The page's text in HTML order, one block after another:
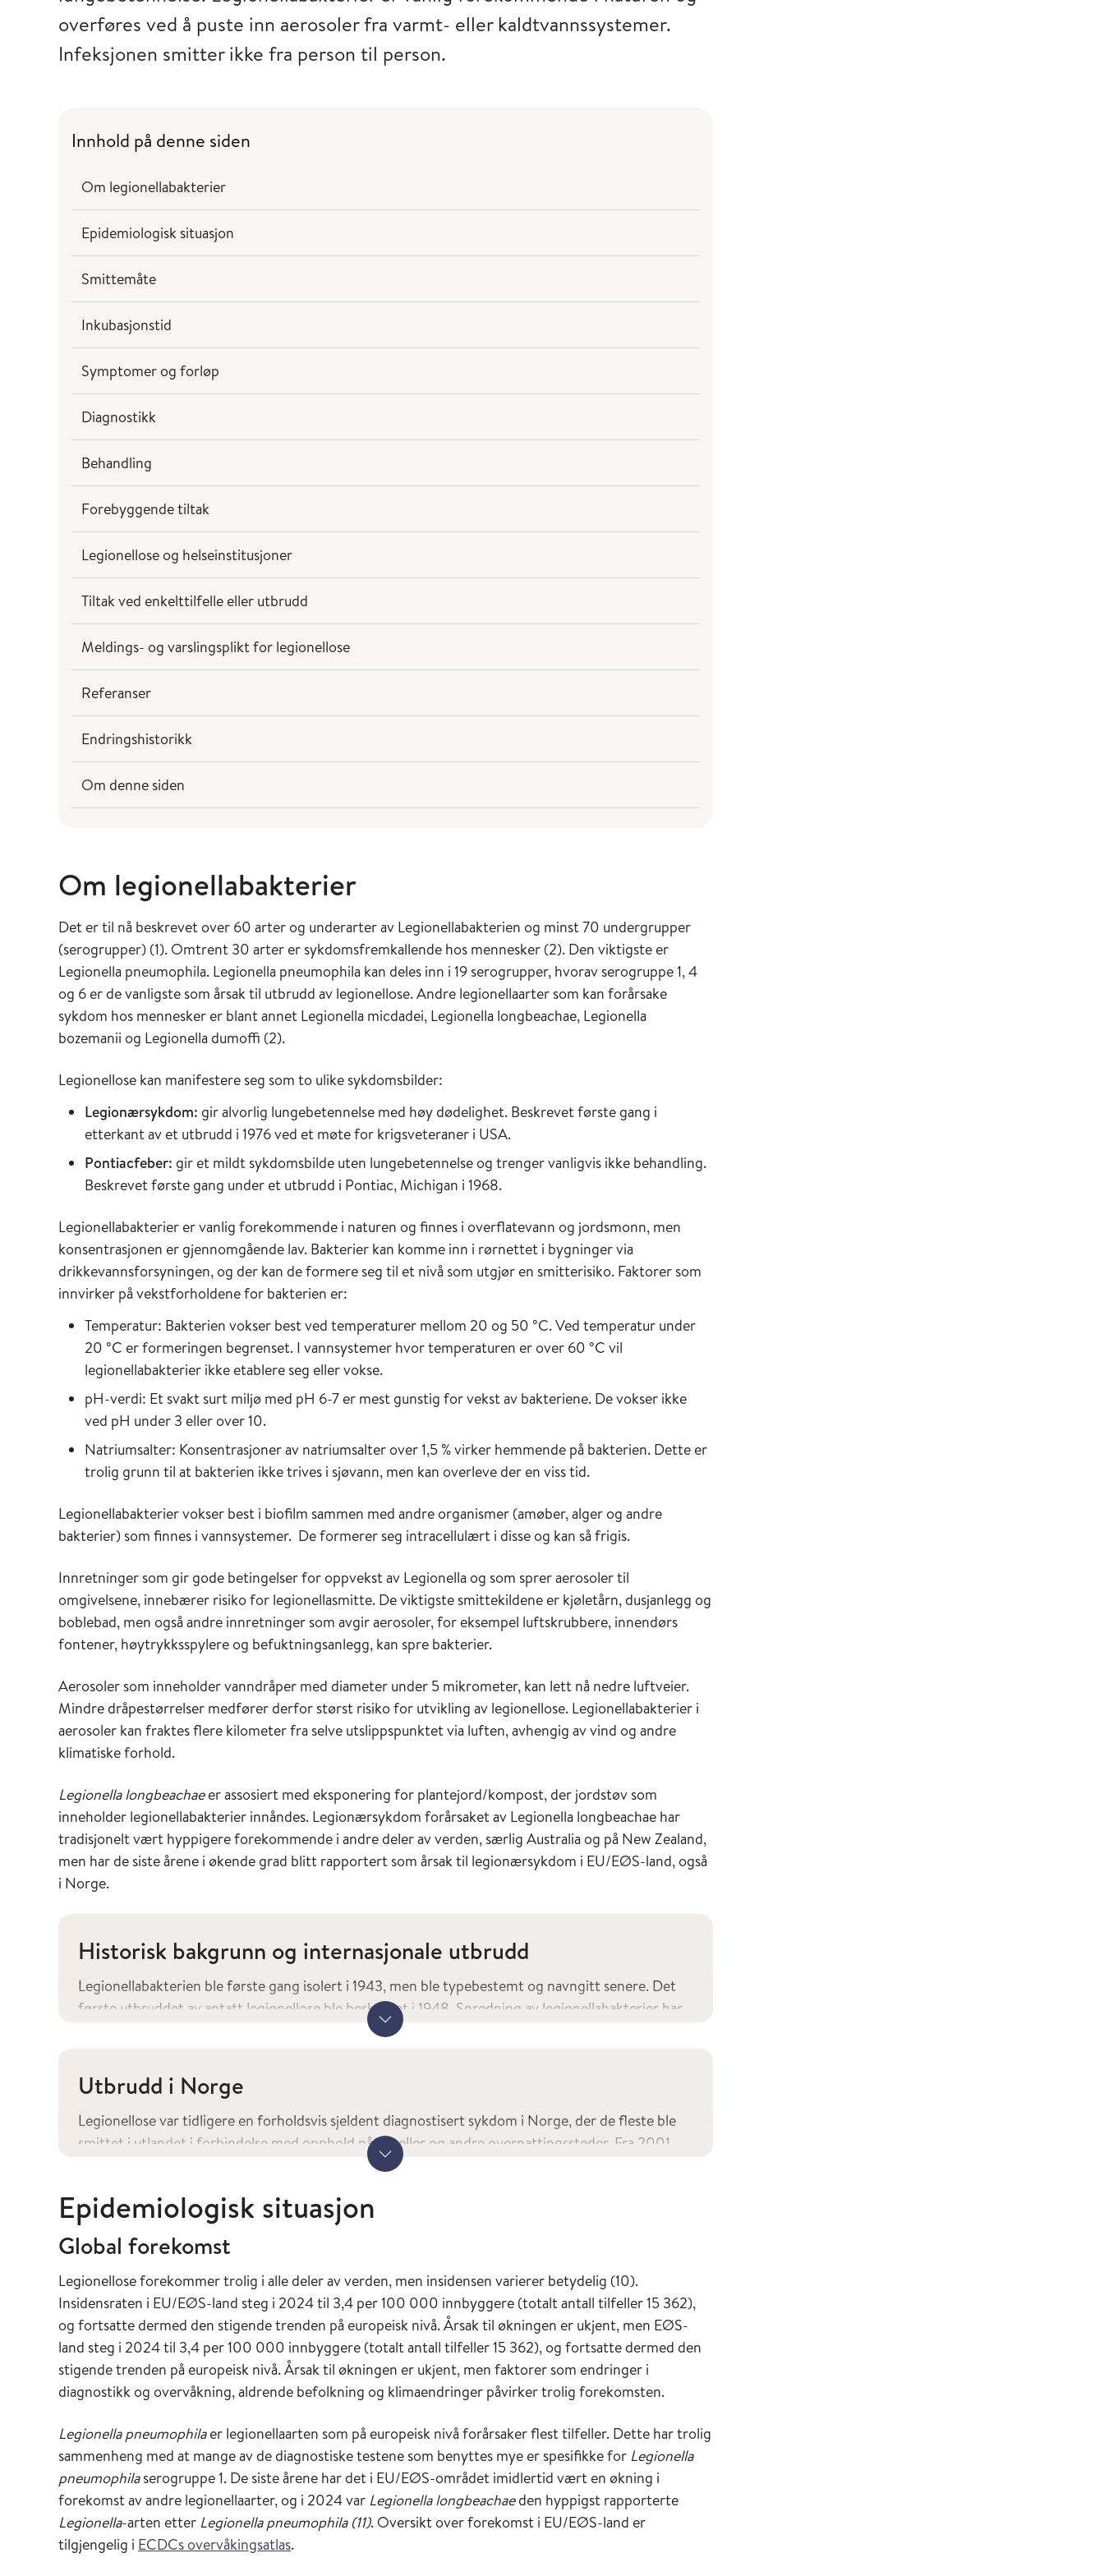
overføres ved å puste inn aerosoler fra varmt- eller kaldtvannssystemer.
Infeksjonen smitter ikke fra person til person.
Innhold på denne siden
Om legionellabakterier
Epidemiologisk situasjon
Smittemåte
Inkubasjonstid
Symptomer og forløp
Diagnostikk
Behandling
Forebyggende tiltak
Legionellose og helseinstitusjoner
Tiltak ved enkelttilfelle eller utbrudd
Meldings- og varslingsplikt for legionellose
Referanser
Endringshistorikk
Om denne siden
Om legionellabakterier
Det er til nå beskrevet over 60 arter og underarter av Legionellabakterien og minst 70 undergrupper
(serogrupper) (1). Omtrent 30 arter er sykdomsfremkallende hos mennesker (2). Den viktigste er
Legionella pneumophila. Legionella pneumophila kan deles inn i 19 serogrupper, hvorav serogruppe 1, 4
og 6 er de vanligste som årsak til utbrudd av legionellose. Andre legionellaarter som kan forårsake
sykdom hos mennesker er blant annet Legionella micdadei, Legionella longbeachae, Legionella
bozemanii og Legionella dumoffi (2).
Legionellose kan manifestere seg som to ulike sykdomsbilder:
Legionærsykdom: gir alvorlig lungebetennelse med høy dødelighet. Beskrevet første gang i
etterkant av et utbrudd i 1976 ved et møte for krigsveteraner i USA.
Pontiacfeber: gir et mildt sykdomsbilde uten lungebetennelse og trenger vanligvis ikke behandling.
Beskrevet første gang under et utbrudd i Pontiac, Michigan i 1968.
Legionellabakterier er vanlig forekommende i naturen og finnes i overflatevann og jordsmonn, men
konsentrasjonen er gjennomgående lav. Bakterier kan komme inn i rørnettet i bygninger via
drikkevannsforsyningen, og der kan de formere seg til et nivå som utgjør en smitterisiko. Faktorer som
innvirker på vekstforholdene for bakterien er:
Temperatur: Bakterien vokser best ved temperaturer mellom 20 og 50 °C. Ved temperatur under
20 °C er formeringen begrenset. I vannsystemer hvor temperaturen er over 60 °C vil
legionellabakterier ikke etablere seg eller vokse.
pH-verdi: Et svakt surt miljø med pH 6-7 er mest gunstig for vekst av bakteriene. De vokser ikke
ved pH under 3 eller over 10.
Natriumsalter: Konsentrasjoner av natriumsalter over 1,5 % virker hemmende på bakterien. Dette er
trolig grunn til at bakterien ikke trives i sjøvann, men kan overleve der en viss tid.
Legionellabakterier vokser best i biofilm sammen med andre organismer (amøber, alger og andre
bakterier) som finnes i vannsystemer. De formerer seg intracellulært i disse og kan så frigis.
Innretninger som gir gode betingelser for oppvekst av Legionella og som sprer aerosoler til
omgivelsene, innebærer risiko for legionellasmitte. De viktigste smittekildene er kjøletårn, dusjanlegg og
boblebad, men også andre innretninger som avgir aerosoler, for eksempel luftskrubbere, innendørs
fontener, høytrykksspylere og befuktningsanlegg, kan spre bakterier.
Aerosoler som inneholder vanndråper med diameter under 5 mikrometer, kan lett nå nedre luftveier.
Mindre dråpestørrelser medfører derfor størst risiko for utvikling av legionellose. Legionellabakterier i
aerosoler kan fraktes flere kilometer fra selve utslippspunktet via luften, avhengig av vind og andre
klimatiske forhold.
Legionella longbeachaeer assosiert med eksponering for plantejord/kompost, der jordstøv som
inneholder legionellabakterier innåndes. Legionærsykdom forårsaket av Legionella longbeachae har
tradisjonelt vært hyppigere forekommende i andre deler av verden, særlig Australia og på New Zealand,
men har de siste årene i økende grad blitt rapportert som årsak til legionærsykdom i EU/EØS-land, også
i Norge.
Historisk bakgrunn og internasjonale utbrudd
Legionellabakterien ble første gang isolert i 1943, men ble typebestemt og navngitt senere. Det
første utbruddet av antatt legionellose ble beskrevet i 1948. Spredning av legionellabakterier har
antakelig blitt vanligere etter at klimaanlegg og andre anlegg som inneholder temperert vann og
legionellose de siste tiårene relatert til hoteller og passasjerskip, svømmebassenger, spa-anlegg og
kjøletårn, samt yrkesrelaterte utbrudd (3-6).
Vis mer
Utbrudd i Norge
Legionellose var tidligere en forholdsvis sjeldent diagnostisert sykdom i Norge, der de fleste ble
smittet i utlandet i forbindelse med opphold på hoteller og andre overnattingssteder. Fra 2001
har det vært økt oppmerksomhet rundt sykdommen, og antall meldte tilfeller som er smittet i
De fleste tilfellene er sporadiske uten tilknytning til overnattingssteder, og den mest sannsynlige
smittekilden er dusjer i hjemmene. Det er antakelig en underdiagnostisering av legionellose i
Norge. Det er rapportert enkelttilfeller av legionellose i norske helseinstitusjoner. I en
undersøkelse utført av Folkehelseinstituttet i 2006/2007 i Sarpsborg, Fredrikstad og Oslo ble det
funnet antistoffer mot legionellabakterier hos 2 % av blodgivere.
Det er identifisert tre større utbrudd av legionærsykdom i Norge:
2001: Første registrerte utbrudd av legionærsykdom i Norge var i Stavanger med 28
2005: Et større utbrudd i Fredrikstad/Sarpsborg med antatt 103 syke hvorav 11 døde skyldtes
utslipp fra en luftskrubber i et luftrenseanlegg ved en treforedlingsbedrift (8).
2008: Et nytt utbrudd i det samme området i Fredrikstad/Sarpsborg med fem syke hvorav to
døde. Det ble under dette siste utbruddet ikke påvist noen sikker felles smittekilde, men det
er grunn til å anta at deler av det biologiske renseanlegget (biodammene) ved samme
treforedlingsbedrift var involvert i spredningen av legionellabakterier (9).
Vis mer
Epidemiologisk situasjon
Global forekomst
Legionellose forekommer trolig i alle deler av verden, men insidensen varierer betydelig (10).
Insidensraten i EU/EØS-land steg i 2024 til 3,4 per 100 000 innbyggere (totalt antall tilfeller 15 362),
og fortsatte dermed den stigende trenden på europeisk nivå. Årsak til økningen er ukjent, men EØS-
land steg i 2024 til 3,4 per 100 000 innbyggere (totalt antall tilfeller 15 362), og fortsatte dermed den
stigende trenden på europeisk nivå. Årsak til økningen er ukjent, men faktorer som endringer i
diagnostikk og overvåkning, aldrende befolkning og klimaendringer påvirker trolig forekomsten.
Legionella pneumophilaer legionellaarten som på europeisk nivå forårsaker flest tilfeller. Dette har trolig
sammenheng med at mange av de diagnostiske testene som benyttes mye er spesifikke for Legionella
pneumophilaserogruppe 1. De siste årene har det i EU/EØS-området imidlertid vært en økning i
forekomst av andre legionellaarter, og i 2024 var Legionella longbeachaeden hyppigst rapporterte
Legionella-arten etter Legionella pneumophila (11). Oversikt over forekomst i EU/EØS-land er
tilgjengelig i ECDCs overvåkingsatlas.